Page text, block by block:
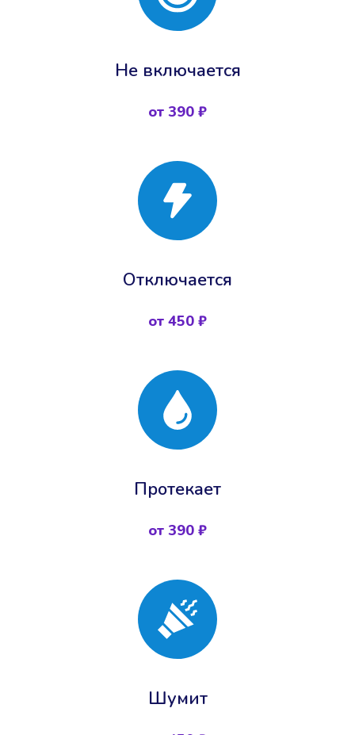
Не включается
от 390 ₽
Отключается
от 450 ₽
Протекает
от 390 ₽
Шумит